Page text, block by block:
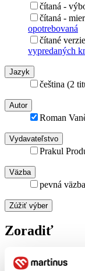
čítaná -
čítaná -
opotrebovaná
čítané
vypredaných
Jazyk
čeština (2
Autor
Roman
Vydavateľstvo
Prakul
Väzba
pevná
Zúžiť výber
Zoradiť